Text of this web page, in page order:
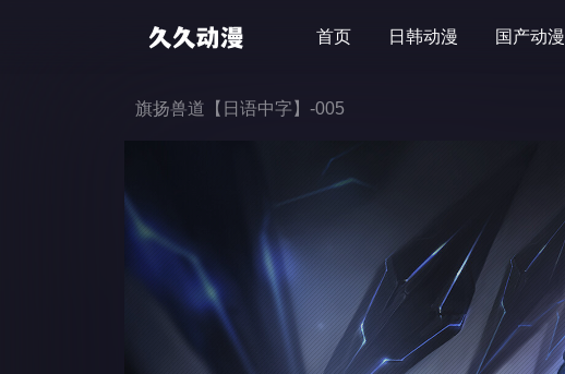
首页 日韩动漫 国产动漫
旗扬兽道【日语中字】-005